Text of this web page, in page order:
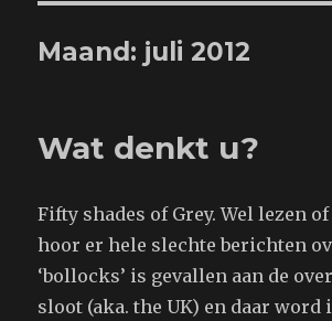
Maand: juli 2012
Wat denkt u?
Fifty shades of Grey. Wel lezen
hoor er hele slechte berichten
‘bollocks’ is gevallen aan de
sloot (aka. the UK) en daar word